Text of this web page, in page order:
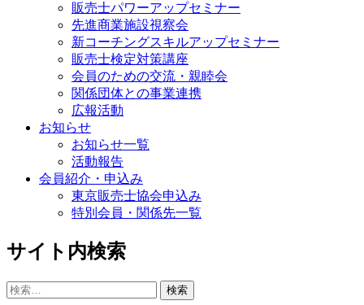
販売士パワーアップセミナー
先進商業施設視察会
新コーチングスキルアップセミナー
販売士検定対策講座
会員のための交流・親睦会
関係団体との事業連携
広報活動
お知らせ
お知らせ一覧
活動報告
会員紹介・申込み
東京販売士協会申込み
特別会員・関係先一覧
サイト内検索
検